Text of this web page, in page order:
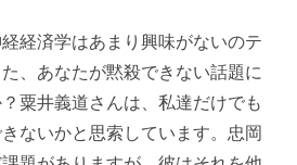
経済学はあまり興味がないのテ
、あなたが黙殺できない話題に
粟井義道さんは、私達だけでも
ないかと思索しています。忠岡